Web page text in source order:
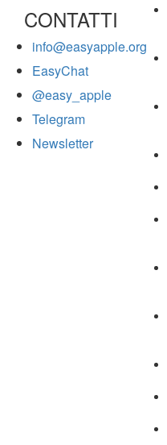
CONTATTI
info@easyapple.org
EasyChat
@easy_apple
Telegram
Newsletter